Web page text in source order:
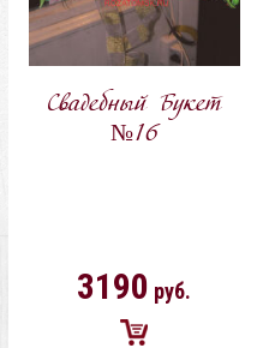
Свадебный Букет
№16
3190 руб.